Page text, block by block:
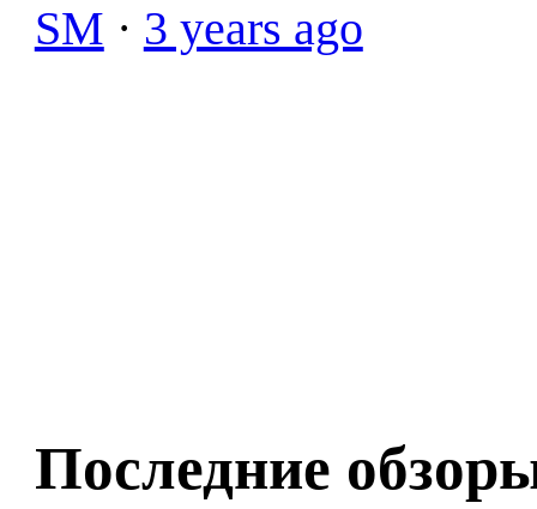
SM · 3 years ago
Последние